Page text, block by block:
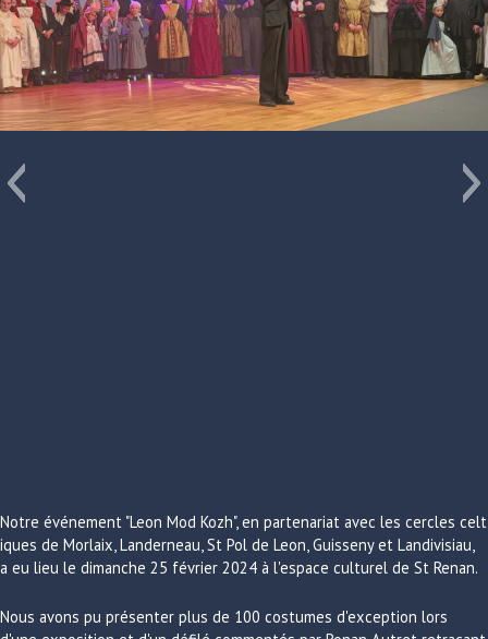
Notre événement "Leon Mod Kozh", en partenariat avec les cercles celt
iques de Morlaix, Landerneau, St Pol de Leon, Guisseny et Landivisiau,
a eu lieu le dimanche 25 février 2024 à l'espace culturel de St Renan.
Nous avons pu présenter plus de 100 costumes d'exception lors